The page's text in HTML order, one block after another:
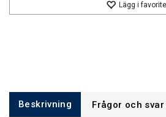
Lägg i
Beskrivning Frågor och svar